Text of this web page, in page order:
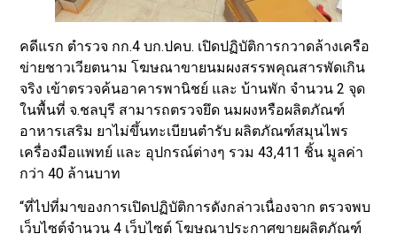
คดีแรก ตำรวจ กก.4 บก.ปคบ. เปิดปฏิบัติการกวาดล้างเครือ
ข่ายชาวเวียตนาม โฆษณาขายนมผงสรรพคุณสารพัดเกิน
จริง เข้าตรวจค้นอาคารพานิชย์ และ บ้านพัก จำนวน 2 จุด
ในพื้นที่ จ.ชลบุรี สามารถตรวจยึด นมผงหรือผลิตภัณฑ์
อาหารเสริม ยาไม่ขึ้นทะเบียนตำรับ ผลิตภัณฑ์สมุนไพร
เครื่องมือแพทย์ และ อุปกรณ์ต่างๆ รวม 43,411 ชิ้น มูลค่า
กว่า 40 ล้านบาท
“ที่ไปที่มาของการเปิดปฏิบัติการดังกล่าวเนื่องจาก ตรวจพบ
เว็บไซต์จำนวน 4 เว็บไซต์ โฆษณาประกาศขายผลิตภัณฑ์